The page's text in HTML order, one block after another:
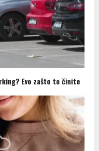
Evo zašto to činite